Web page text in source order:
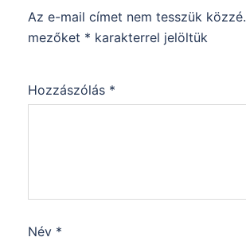
Az e-mail címet nem tesszük közzé.
mezőket * karakterrel jelöltük
Hozzászólás *
Név *